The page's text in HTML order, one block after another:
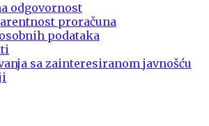
odgovornost
proračuna
podataka
sa zainteresiranom javnošću